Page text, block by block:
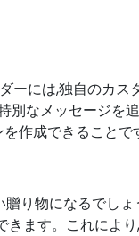
ーには,独自のカス
別なメッセージを
作成できることで
り物になるでし
ます。これによ